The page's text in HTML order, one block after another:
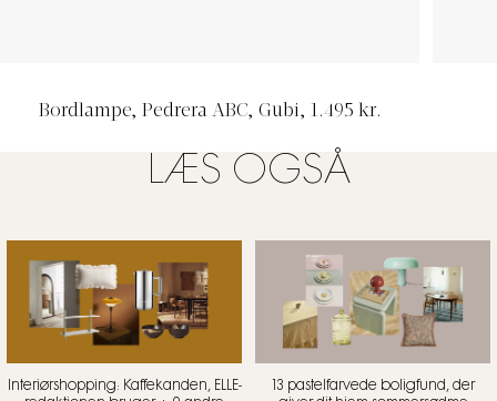
Bordlampe, Pedrera ABC, Gubi, 1.495 kr.
LÆS OGSÅ
Interiørshopping: Kaffekanden, ELLE-
13 pastelfarvede boligfund, der